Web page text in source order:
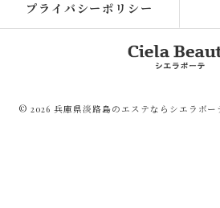
プライバシーポリシー
© 2026 兵庫県淡路島のエステならシエラボー